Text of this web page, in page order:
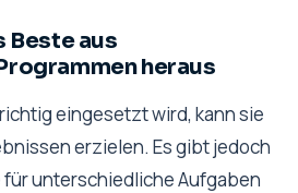
Beste aus
heraus
eingesetzt wird, kann sie
erzielen. Es gibt jedoch
für unterschiedliche Aufgaben